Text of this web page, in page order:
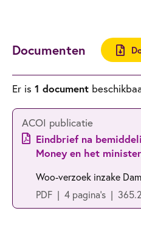
Documenten
Er is 1 document
ACOI publicatie
Eindbrief na
Money en het
Woo-verzoek inzake
PDF
4 pagina's